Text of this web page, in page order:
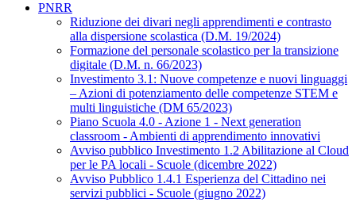
PNRR
Riduzione dei divari negli apprendimenti e contrasto
alla dispersione scolastica (D.M. 19/2024)
Formazione del personale scolastico per la transizione
digitale (D.M. n. 66/2023)
Investimento 3.1: Nuove competenze e nuovi linguaggi
– Azioni di potenziamento delle competenze STEM e
multi linguistiche (DM 65/2023)
Piano Scuola 4.0 - Azione 1 - Next generation
classroom - Ambienti di apprendimento innovativi
Avviso pubblico Investimento 1.2 Abilitazione al Cloud
per le PA locali - Scuole (dicembre 2022)
Avviso Pubblico 1.4.1 Esperienza del Cittadino nei
servizi pubblici - Scuole (giugno 2022)